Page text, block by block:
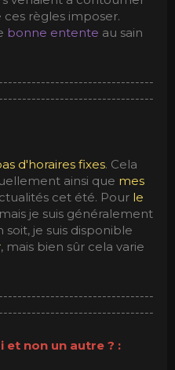
règles imposer.
bonne entente au sain
d'horaires fixes. Cela
ainsi que mes
cet été. Pour le
je suis généralement
soit, je suis disponible
, mais bien sûr cela varie
non un autre ? :